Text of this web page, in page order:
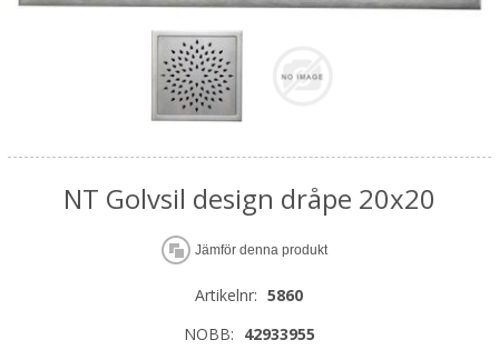
NT Golvsil design dråpe 20x20
Jämför denna produkt
Artikelnr: 5860
NOBB: 42933955